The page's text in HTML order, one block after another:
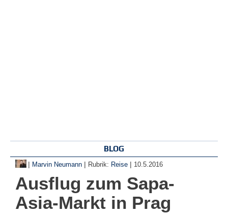
BLOG
| Marvin Neumann | Rubrik: Reise | 10.5.2016
Ausflug zum Sapa-
Asia-Markt in Prag